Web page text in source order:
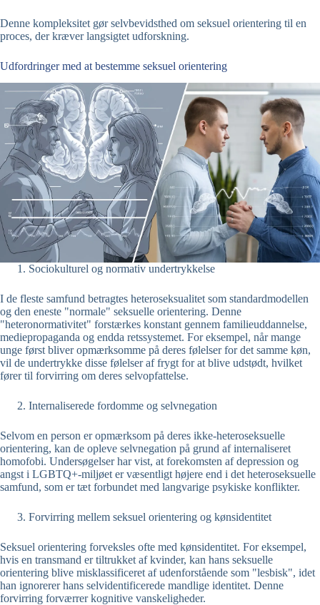
Denne kompleksitet gør selvbevidsthed om seksuel orientering til en
proces, der kræver langsigtet udforskning.
Udfordringer med at bestemme seksuel orientering
Sociokulturel og normativ undertrykkelse
I de fleste samfund betragtes heteroseksualitet som standardmodellen
og den eneste "normale" seksuelle orientering. Denne
"heteronormativitet" forstærkes konstant gennem familieuddannelse,
mediepropaganda og endda retssystemet. For eksempel, når mange
unge først bliver opmærksomme på deres følelser for det samme køn,
vil de undertrykke disse følelser af frygt for at blive udstødt, hvilket
fører til forvirring om deres selvopfattelse.
Internaliserede fordomme og selvnegation
Selvom en person er opmærksom på deres ikke-heteroseksuelle
orientering, kan de opleve selvnegation på grund af internaliseret
homofobi. Undersøgelser har vist, at forekomsten af depression og
angst i LGBTQ+-miljøet er væsentligt højere end i det heteroseksuelle
samfund, som er tæt forbundet med langvarige psykiske konflikter.
Forvirring mellem seksuel orientering og kønsidentitet
Seksuel orientering forveksles ofte med kønsidentitet. For eksempel,
hvis en transmand er tiltrukket af kvinder, kan hans seksuelle
orientering blive misklassificeret af udenforstående som "lesbisk", idet
han ignorerer hans selvidentificerede mandlige identitet. Denne
forvirring forværrer kognitive vanskeligheder.